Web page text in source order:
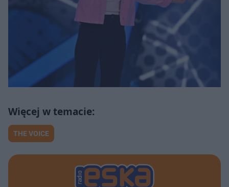
THE VOICE